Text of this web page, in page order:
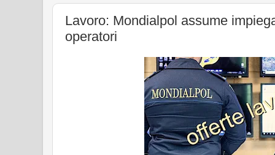
Lavoro: Mondialpol assume
operatori